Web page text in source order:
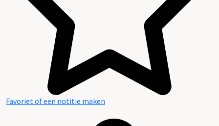
Favoriet of een notitie maken